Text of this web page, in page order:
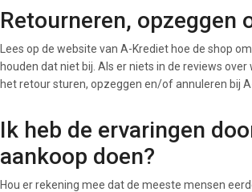
Retourneren, opzeggen
Lees op de website van A-Krediet hoe de shop
houden dat niet bij. Als er niets in de reviews
het retour sturen, opzeggen en/of annuleren bij
Ik heb de ervaringen
aankoop doen?
Hou er rekening mee dat de meeste mensen